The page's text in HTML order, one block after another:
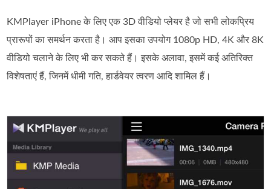
KMPlayer iPhone के लिए एक 3D वीडियो प्लेयर है जो सभी लोकप्रिय
प्रारूपों का समर्थन करता है। आप इसका उपयोग 1080p HD, 4K और 8K
वीडियो चलाने के लिए भी कर सकते हैं। इसके अलावा, इसमें कई अतिरिक्त
विशेषताएं हैं, जिनमें धीमी गति, हार्डवेयर त्वरण आदि शामिल हैं।